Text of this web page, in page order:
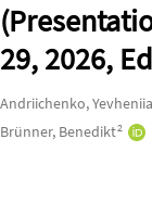
29, 2026,
Autor*innen/
Andriichenko, Yevheniia
Brünner, Benedikt2